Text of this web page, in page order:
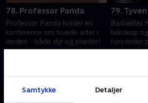
Samtykke Detaljer
78. Professor Panda
Professor Panda holder en
konference om truede arter i
verden - både dyr og planter!.
79. Tyven
Barbalillas
teleskop
forsvinder
Andre så også